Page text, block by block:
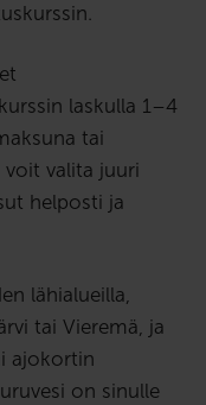
laskulla 1–4
tai
voit valita juuri
helposti ja
lähialueilla,
tai Vieremä, ja
ajokortin
on sinulle